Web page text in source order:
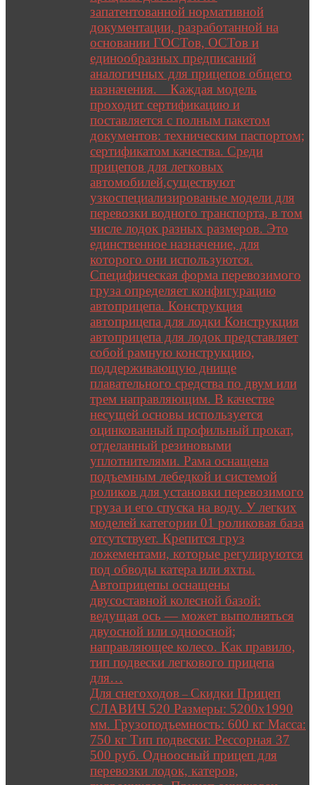
запатентованной нормативной
документации, разработанной на
основании ГОСТов, ОСТов и
единообразных предписаний
аналогичных для прицепов общего
назначения. Каждая модель
проходит сертификацию и
поставляется с полным пакетом
документов: техническим паспортом;
сертификатом качества. Среди
прицепов для легковых
автомобилей,существуют
узкоспециализированые модели для
перевозки водного транспорта, в том
числе лодок разных размеров. Это
единственное назначение, для
которого они используются.
Специфическая форма перевозимого
груза определяет конфигурацию
автоприцепа. Конструкция
автоприцепа для лодки Конструкция
автоприцепа для лодок представляет
собой рамную конструкцию,
поддерживающую днище
плавательного средства по двум или
трем направляющим. В качестве
несущей основы используется
оцинкованный профильный прокат,
отделанный резиновыми
уплотнителями. Рама оснащена
подъемным лебедкой и системой
роликов для установки перевозимого
груза и его спуска на воду. У легких
моделей категории 01 роликовая база
отсутствует. Крепится груз
ложементами, которые регулируются
под обводы катера или яхты.
Автоприцепы оснащены
двусоставной колесной базой:
ведущая ось — может выполняться
двуосной или одноосной;
направляющее колесо. Как правило,
тип подвески легкового прицепа
для…
Для снегоходов – Скидки Прицеп
СЛАВИЧ 520 Размеры: 5200х1990
мм. Грузоподъемность: 600 кг Масса:
750 кг Тип подвески: Рессорная 37
500 руб. Одноосный прицеп для
перевозки лодок, катеров,